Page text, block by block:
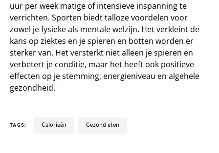
uur per week matige of intensieve inspanning te
verrichten. Sporten biedt talloze voordelen voor
zowel je fysieke als mentale welzijn. Het verkleint de
kans op ziektes en je spieren en botten worden er
sterker van. Het versterkt niet alleen je spieren en
verbetert je conditie, maar het heeft ook positieve
effecten op je stemming, energieniveau en algehele
gezondheid.
TAGS: calorieën gezond eten